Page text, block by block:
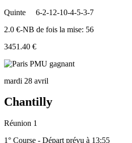
Quinte
6-2-12-10-4-5-3-7
2.0 €-NB de fois la mise: 56
3451.40 €
mardi 28 avril
Chantilly
Réunion 1
1° Course - Départ prévu à 13:55